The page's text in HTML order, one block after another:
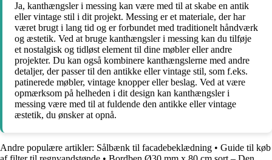
Ja, kanthængsler i messing kan være med til at skabe en antik
eller vintage stil i dit projekt. Messing er et materiale, der har
været brugt i lang tid og er forbundet med traditionelt håndværk
og æstetik. Ved at bruge kanthængsler i messing kan du tilføje
et nostalgisk og tidløst element til dine møbler eller andre
projekter. Du kan også kombinere kanthængslerne med andre
detaljer, der passer til den antikke eller vintage stil, som f.eks.
patinerede møbler, vintage knopper eller beslag. Ved at være
opmærksom på helheden i dit design kan kanthængsler i
messing være med til at fuldende den antikke eller vintage
æstetik, du ønsker at opnå.
Andre populære artikler: Sålbænk til facadebeklædning • Guide til køb